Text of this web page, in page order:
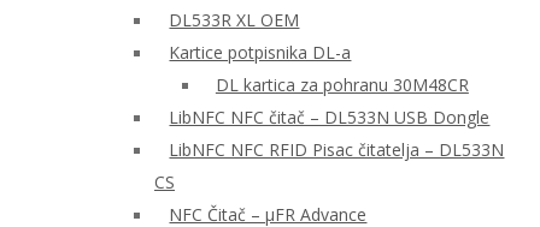
DL533R XL OEM
Kartice potpisnika DL-a
DL kartica za pohranu 30M48CR
LibNFC NFC čitač – DL533N USB Dongle
LibNFC NFC RFID Pisac čitatelja – DL533N
CS
NFC Čitač – μFR Advance